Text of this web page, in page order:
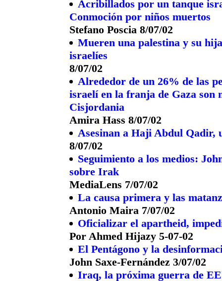
Acribillados por un tanque
Conmoción por niños muertos
Stefano Poscia 8/07/02
Mueren una palestina y su
israelíes
8/07/02
Alrededor de un 26% de las
israelí en la franja de Gaza son
Cisjordania
Amira Hass 8/07/02
Asesinan a Haji Abdul Qadir,
8/07/02
Seguimiento a los medios:
sobre Irak
MediaLens 7/07/02
La causa primera y las
Antonio Maira 7/07/02
Oficializar el apartheid,
Por Ahmed Hijazy 5-07-02
El Pentágono y la
John Saxe-Fernández 3/07/02
Iraq, la próxima guerra de